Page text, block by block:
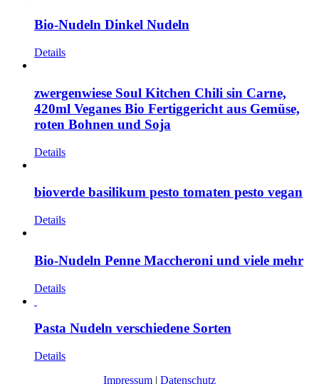
Bio-Nudeln Dinkel Nudeln
Details
zwergenwiese Soul Kitchen Chili sin Carne,
420ml Veganes Bio Fertiggericht aus Gemüse,
roten Bohnen und Soja
Details
bioverde basilikum pesto tomaten pesto vegan
Details
Bio-Nudeln Penne Maccheroni und viele mehr
Details
Pasta Nudeln verschiedene Sorten
Details
Impressum | Datenschutz